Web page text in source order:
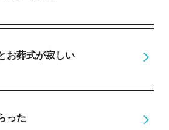
お葬式が寂しい
った